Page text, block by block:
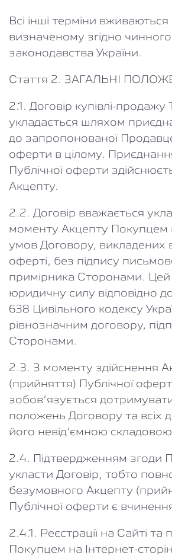
Всі інші терміни вживаються
визначеному згідно чинного
законодавства України.
Стаття 2. ЗАГАЛЬНІ
2.1. Договір купівлі-продажу
укладається шляхом
до запропонованої
оферти в цілому.
Публічної оферти
Акцепту.
2.2. Договір вважається
моменту Акцепту Покупцем
умов Договору, викладених в
оферті, без підпису
примірника Сторонами. Цей
юридичну силу відповідно
638 Цивільного кодексу
рівнозначним договору,
Сторонами.
2.3. З моменту здійснення
(прийняття) Публічної
зобов’язується
положень Договору та всіх
його невід’ємною
2.4. Підтвердженням згоди
укласти Договір, тобто
безумовного Акцепту
Публічної оферти є
2.4.1. Реєстрації на Сайті та
Покупцем на Інтернет-